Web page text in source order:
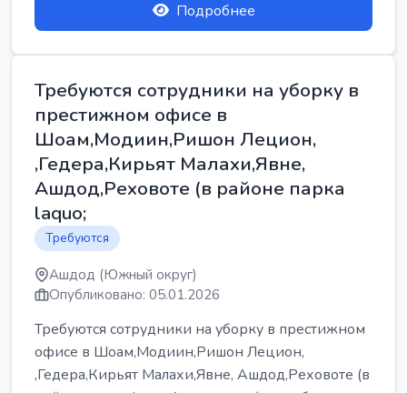
Подробнее
Требуются сотрудники на уборку в
престижном офисе в
Шоам,Модиин,Ришон Лецион,
,Гедера,Кирьят Малахи,Явне,
Ашдод,Реховоте (в районе парка
laquo;
Требуются
Ашдод (Южный округ)
Опубликовано: 05.01.2026
Требуются сотрудники на уборку в престижном
офисе в Шоам,Модиин,Ришон Лецион,
,Гедера,Кирьят Малахи,Явне, Ашдод,Реховоте (в